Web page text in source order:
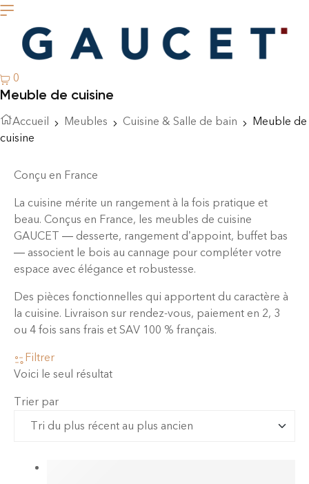
0
Meuble de cuisine
Accueil Meubles Cuisine & Salle de bain
Meuble de
cuisine
Conçu en France
La cuisine mérite un rangement à la fois pratique et
beau. Conçus en France, les meubles de cuisine
GAUCET — desserte, rangement d’appoint, buffet bas
— associent le bois au cannage pour compléter votre
espace avec élégance et robustesse.
Des pièces fonctionnelles qui apportent du caractère à
la cuisine. Livraison sur rendez-vous, paiement en 2, 3
ou 4 fois sans frais et SAV 100 % français.
Filtrer
Voici le seul résultat
Trier par